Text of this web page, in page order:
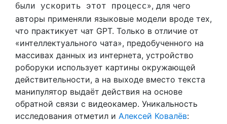
были ускорить этот процесс», для чего
авторы применяли языковые модели вроде тех,
что практикует чат GPT. Только в отличие от
«интеллектуального чата», предобученного на
массивах данных из интернета, устройство
роборуки использует картины окружающей
действительности, а на выходе вместо текста
манипулятор выдаёт действия на основе
обратной связи с видеокамер. Уникальность
исследования отметил и Алексей Ковалёв: